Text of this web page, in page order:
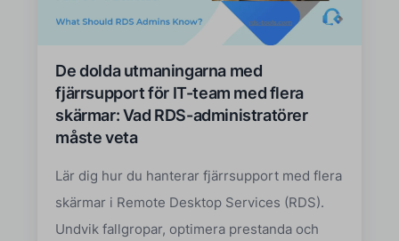
De dolda utmaningarna med
fjärrsupport för IT-team med flera
skärmar: Vad RDS-administratörer
måste veta
Lär dig hur du hanterar fjärrsupport med flera
skärmar i Remote Desktop Services (RDS).
Undvik fallgropar, optimera prestanda och